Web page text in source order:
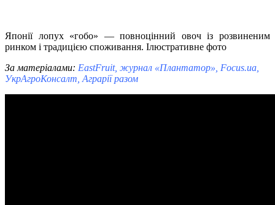
Японії лопух «гобо» — повноцінний овоч із розвиненим
ринком і традицією споживання. Ілюстративне фото
За матеріалами: EastFruit, журнал «Плантатор», Focus.ua,
УкрАгроКонсалт, Аграрії разом